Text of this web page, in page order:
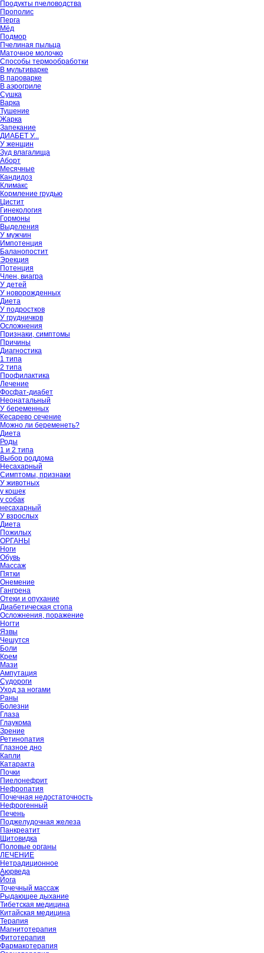
Продукты пчеловодства
Прополис
Перга
Мёд
Подмор
Пчелиная пыльца
Маточное молочко
Способы термообработки
В мультиварке
В пароварке
В аэрогриле
Сушка
Варка
Тушение
Жарка
Запекание
ДИАБЕТ У...
У женщин
Зуд влагалища
Аборт
Месячные
Кандидоз
Климакс
Кормление грудью
Цистит
Гинекология
Гормоны
Выделения
У мужчин
Импотенция
Баланопостит
Эрекция
Потенция
Член, виагра
У детей
У новорожденных
Диета
У подростков
У грудничков
Осложнения
Признаки, симптомы
Причины
Диагностика
1 типа
2 типа
Профилактика
Лечение
Фосфат-диабет
Неонатальный
У беременных
Кесарево сечение
Можно ли беременеть?
Диета
Роды
1 и 2 типа
Выбор роддома
Несахарный
Симптомы, признаки
У животных
у кошек
у собак
несахарный
У взрослых
Диета
Пожилых
ОРГАНЫ
Ноги
Обувь
Массаж
Пятки
Онемение
Гангрена
Отеки и опухание
Диабетическая стопа
Осложнения, поражение
Ногти
Язвы
Чешутся
Боли
Крем
Мази
Ампутация
Судороги
Уход за ногами
Раны
Болезни
Глаза
Глаукома
Зрение
Ретинопатия
Глазное дно
Капли
Катаракта
Почки
Пиелонефрит
Нефропатия
Почечная недостаточность
Нефрогенный
Печень
Поджелудочная железа
Панкреатит
Щитовидка
Половые органы
ЛЕЧЕНИЕ
Нетрадиционное
Аюрведа
Йога
Точечный массаж
Рыдающее дыхание
Тибетская медицина
Китайская медицина
Терапия
Магнитотерапия
Фитотерапия
Фармакотерапия